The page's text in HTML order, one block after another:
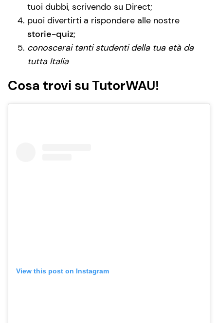
tuoi dubbi, scrivendo su Direct;
puoi divertirti a rispondere alle nostre
storie-quiz;
conoscerai tanti studenti della tua età da
tutta Italia
Cosa trovi su TutorWAU!
View this post on Instagram